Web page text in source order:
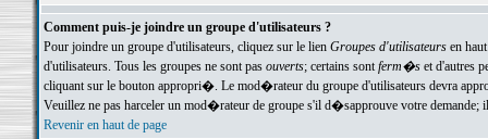
Comment puis-je joindre un groupe d'utilisateurs ?
Pour joindre un groupe d'utilisateurs, cliquez sur le lien Groupes d'utilisateursen haut
d'utilisateurs. Tous les groupes ne sont pas ouverts; certains sontferm�set d'autres
cliquant sur le bouton appropri�. Le mod�rateur du groupe d'utilisateurs devra
Veuillez ne pas harceler un mod�rateur de groupe s'il d�sapprouve votre demande;
Revenir en haut de page